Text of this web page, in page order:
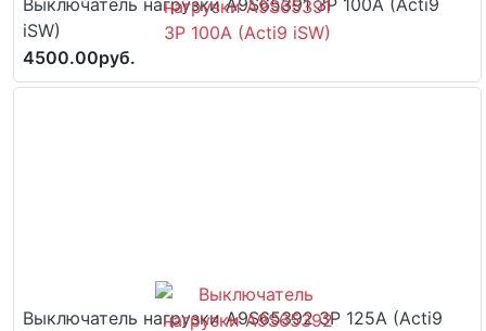
iSW)
4500.00руб.
Выключатель нагрузки A9S65392 3P 125A (Acti9